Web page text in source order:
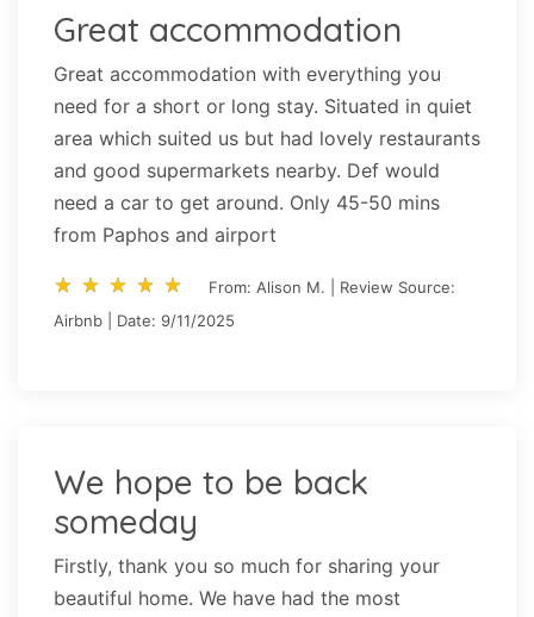
Great accommodation
Great accommodation with everything you
need for a short or long stay. Situated in quiet
area which suited us but had lovely restaurants
and good supermarkets nearby. Def would
need a car to get around. Only 45-50 mins
from Paphos and airport
star_rate star_rate star_rate star_rate star_rate
star_rate star_rate star_rate star_rate star_rate
From: Alison M. | Review Source:
Airbnb | Date: 9/11/2025
We hope to be back
someday
Firstly, thank you so much for sharing your
beautiful home. We have had the most